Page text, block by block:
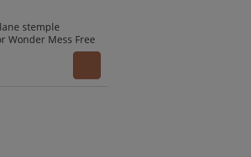
stemple
Wonder Mess Free